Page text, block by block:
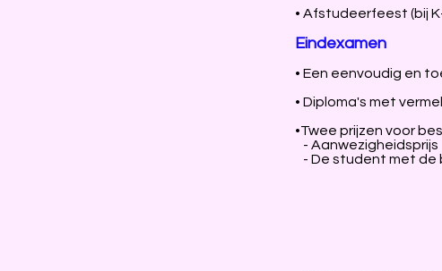
• Afstudeerfeest (bij
Eindexamen
• Een eenvoudig en
• Diploma's met
•Twee prijzen voor
- Aanwezigheidsprijs
- De student met de